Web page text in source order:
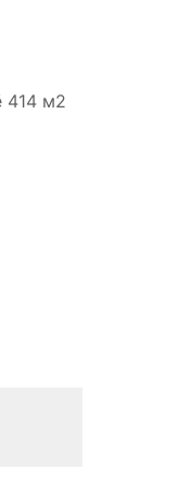
414 м2